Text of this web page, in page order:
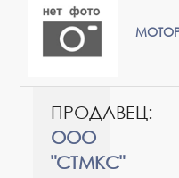
ПРОДАВЕЦ:
ООО
"СТМКС"